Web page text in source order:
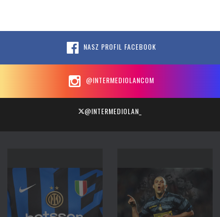
NASZ PROFIL FACEBOOK
@INTERMEDIOLANCOM
@INTERMEDIOLAN_